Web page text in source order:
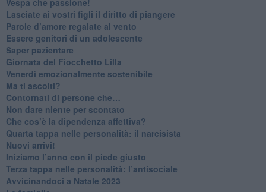
​Lasciate ai vostri figli il diritto di piangere
​Parole d’amore regalate al vento
​Essere genitori di un adolescente
​Saper pazientare
​Giornata del Fiocchetto Lilla
​Venerdì emozionalmente sostenibile
Ma ti ascolti?
Contornati di persone che…
Non dare niente per scontato
Che cos’è la dipendenza affettiva?
Quarta tappa nelle personalità: il narcisista
​Nuovi arrivi!
​Iniziamo l’anno con il piede giusto
​Terza tappa nelle personalità: l’antisociale
​Avvicinandoci a Natale 2023